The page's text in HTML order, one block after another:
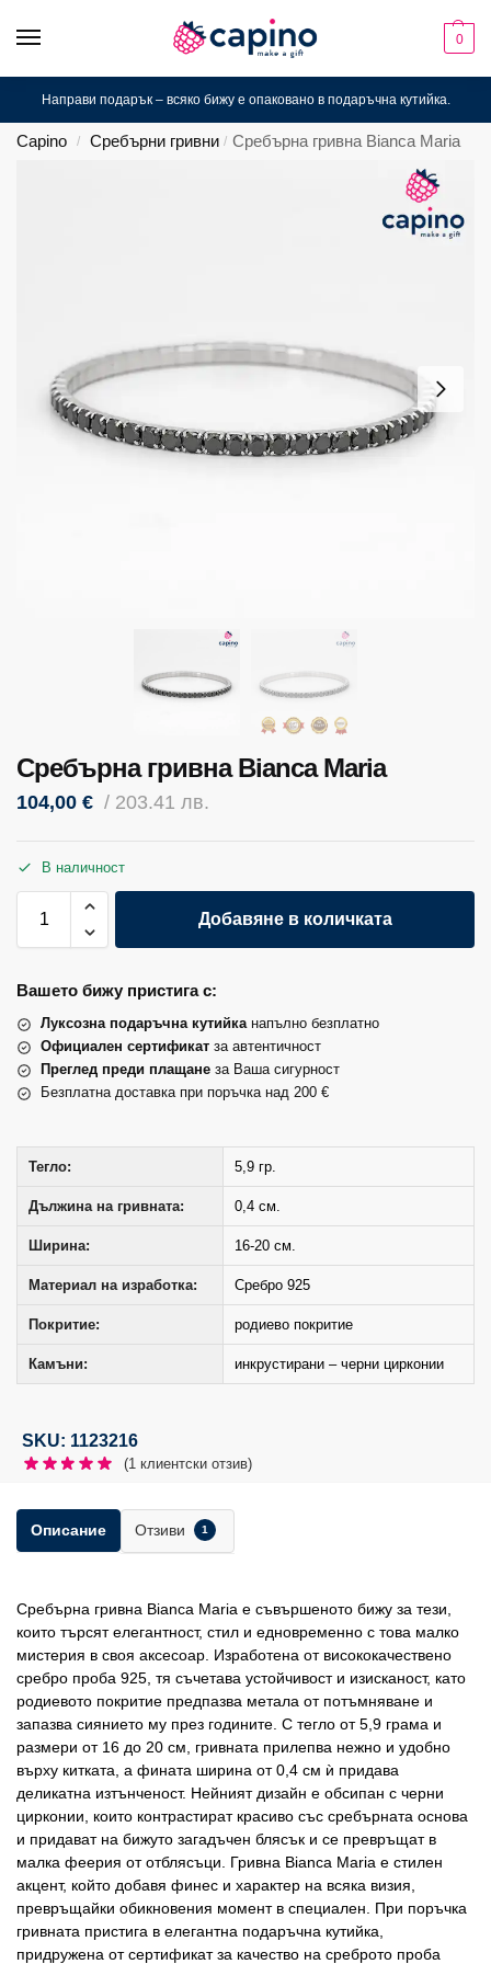
0
Направи подарък – всяко бижу е опаковано в подаръчна кутийка.
Capino / Сребърни гривни / Сребърна гривна Bianca Maria
Сребърна гривна Bianca Maria
104,00 € / 203.41 лв.
В наличност
Добавяне в количката
Вашето бижу пристига с:
Луксозна подаръчна кутийканапълно безплатно
Официален сертификат за автентичност
Преглед преди плащане за Ваша сигурност
Безплатна доставка при поръчка над 200 €
Тегло: 5,9 гр.
Дължина на гривната: 0,4 см.
Ширина: 16-20 см.
Материал на изработка: Сребро 925
Покритие: родиево покритие
Камъни: инкрустирани – черни цирконии
SKU: 1123216
(1 клиентски отзив)
Описание Отзиви 1
Сребърна гривна Bianca Maria е съвършеното бижу за тези,
които търсят елегантност, стил и едновременно с това малко
мистерия в своя аксесоар. Изработена от висококачествено
сребро проба 925, тя съчетава устойчивост и изисканост, като
родиевото покритие предпазва метала от потъмняване и
запазва сиянието му през годините. С тегло от 5,9 грама и
размери от 16 до 20 см, гривната прилепва нежно и удобно
върху китката, а фината ширина от 0,4 см ѝ придава
деликатна изтънченост. Нейният дизайн е обсипан с черни
цирконии, които контрастират красиво със сребърната основа
и придават на бижуто загадъчен блясък и се превръщат в
малка феерия от отблясъци. Гривна Bianca Maria е стилен
акцент, който добавя финес и характер на всяка визия,
превръщайки обикновения момент в специален. При поръчка
гривната пристига в елегантна подаръчна кутийка,
придружена от сертификат за качество на среброто проба